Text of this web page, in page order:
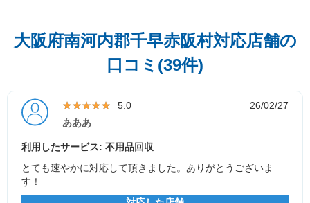
大阪府南河内郡千早赤阪村対応店舗の
口コミ(39件)
★★★★★
★★★★★ 5.0
26/02/27
あああ
利用したサービス: 不用品回収
とても速やかに対応して頂きました。ありがとうございま
す！